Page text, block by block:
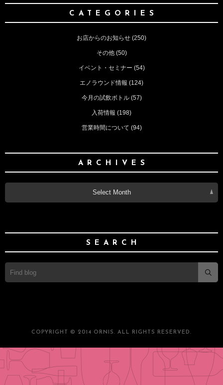
CATEGORIES
お店からのお知らせ (250)
その他(50)
イベント・セミナー (54)
エノラウンド情報 (124)
今月の試飲ボトル(57)
入荷情報 (198)
営業時間について (94)
ARCHIVES
Select Month
SEARCH
COPYRIGHT © 2014 ORNIS. ALL RIGHTS RESERVED.